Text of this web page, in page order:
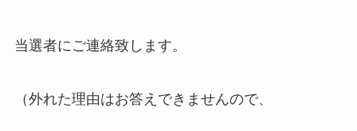
当選者にご連絡致します。
（外れた理由はお答えできませんので、